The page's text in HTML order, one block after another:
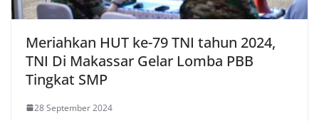
Meriahkan HUT ke-79 TNI tahun 2024,
TNI Di Makassar Gelar Lomba PBB
Tingkat SMP
28 September 2024